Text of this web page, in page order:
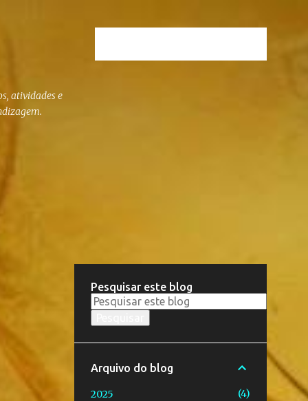
atividades e
Pesquisar este blog
Arquivo do blog
2025
4